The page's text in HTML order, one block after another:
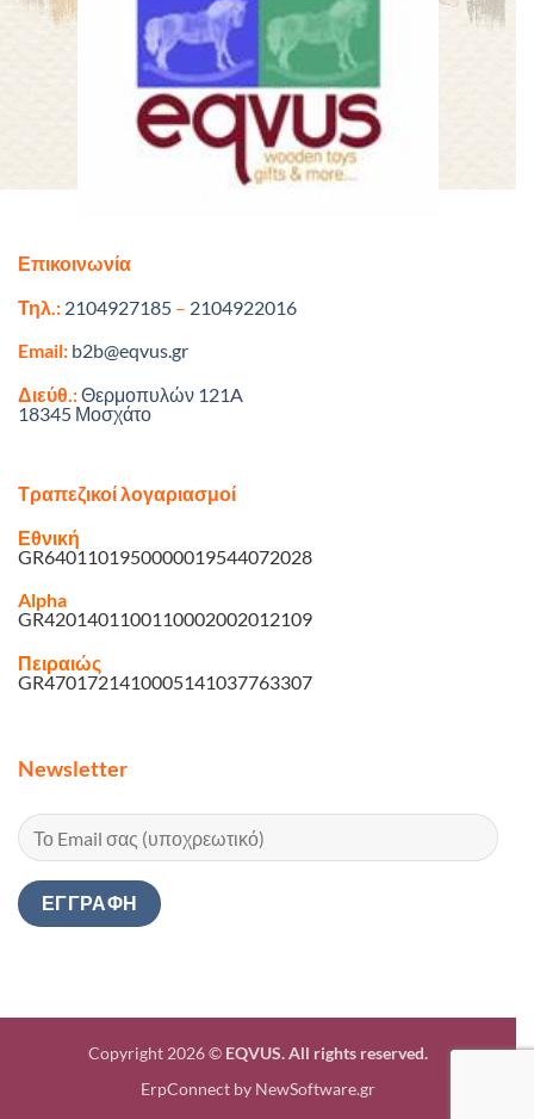
Επικοινωνία
Τηλ.: 2104927185 – 2104922016
Email: b2b@eqvus.gr
Διεύθ.:Θερμοπυλών 121A
18345 Μοσχάτο
Τραπεζικοί λογαριασμοί
Εθνική
GR6401101950000019544072028
Alpha
GR4201401100110002002012109
Πειραιώς
GR4701721410005141037763307
Newsletter
Copyright 2026 © EQVUS. All rights reserved.
ErpConnect by NewSoftware.gr